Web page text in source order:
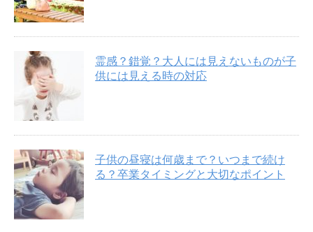
霊感？錯覚？大人には見えないものが子
供には見える時の対応
子供の昼寝は何歳まで？いつまで続け
る？卒業タイミングと大切なポイント